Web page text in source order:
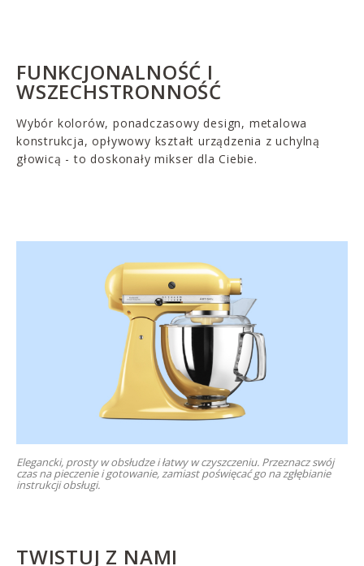
FUNKCJONALNOŚĆ I
WSZECHSTRONNOŚĆ
Wybór kolorów, ponadczasowy design, metalowa
konstrukcja, opływowy kształt urządzenia z uchylną
głowicą - to doskonały mikser dla Ciebie.
Elegancki, prosty w obsłudze i łatwy w czyszczeniu. Przeznacz swój
czas na pieczenie i gotowanie, zamiast poświęcać go na zgłębianie
instrukcji obsługi.
TWISTUJ Z NAMI